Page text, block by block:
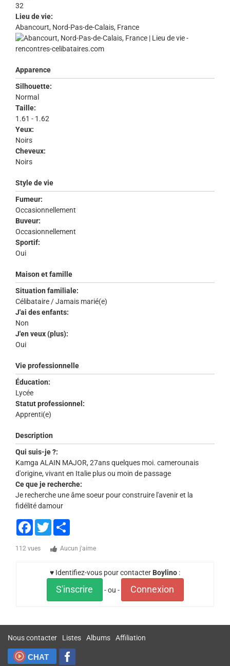
32
Lieu de vie:
Abancourt, Nord-Pas-de-Calais, France
Apparence
Silhouette:
Normal
Taille:
1.61 - 1.62
Yeux:
Noirs
Cheveux:
Noirs
Style de vie
Fumeur:
Occasionnellement
Buveur:
Occasionnellement
Sportif:
Oui
Maison et famille
Situation familiale:
Célibataire / Jamais marié(e)
J'ai des enfants:
Non
J'en veux (plus):
Oui
Vie professionnelle
Éducation:
Lycée
Statut professionnel:
Apprenti(e)
Description
Qui suis-je ?:
Kamga ALAIN MAJOR, 27ans quelques moi. camerounais
d'origine, vivant en Italie plus ou moin de passage
Ce que je recherche:
Je recherche une âme soeur pour construire l'avenir et la
fidélité damour
Facebook
Twitter
112 vues Aucun j'aime
♥ Identifiez-vous pour contacter Boylino :
S'inscrire - ou - Connexion
Nous contacter Listes Albums Affiliation
CHAT